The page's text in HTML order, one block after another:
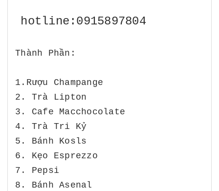
hotline:0915897804
Thành Phần:
1.Rượu Champange
2. Trà Lipton
3. Cafe Macchocolate
4. Trà Tri Kỷ
5. Bánh Kosls
6. Kẹo Esprezzo
7. Pepsi
8. Bánh Asenal